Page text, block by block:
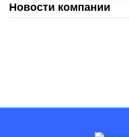
Новости компании